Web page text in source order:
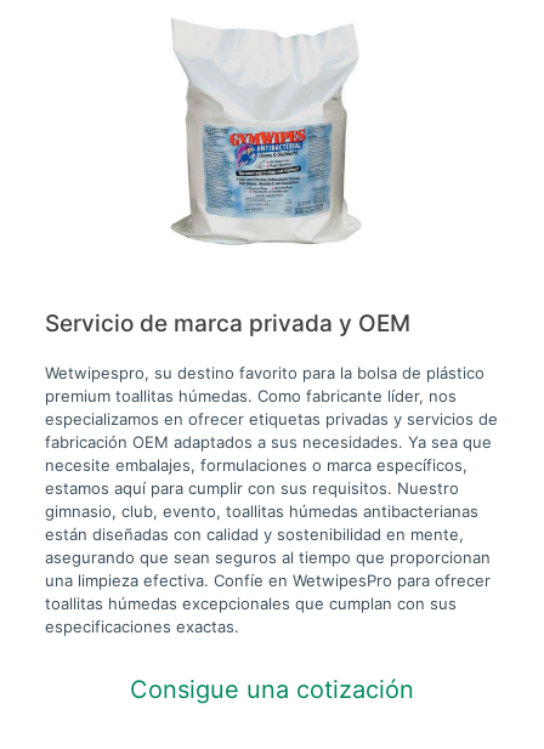
Servicio de marca privada y OEM
Wetwipespro, su destino favorito para la bolsa de plástico
premium toallitas húmedas. Como fabricante líder, nos
especializamos en ofrecer etiquetas privadas y servicios de
fabricación OEM adaptados a sus necesidades. Ya sea que
necesite embalajes, formulaciones o marca específicos,
estamos aquí para cumplir con sus requisitos. Nuestro
gimnasio, club, evento, toallitas húmedas antibacterianas
están diseñadas con calidad y sostenibilidad en mente,
asegurando que sean seguros al tiempo que proporcionan
una limpieza efectiva. Confíe en WetwipesPro para ofrecer
toallitas húmedas excepcionales que cumplan con sus
especificaciones exactas.
Consigue una cotización